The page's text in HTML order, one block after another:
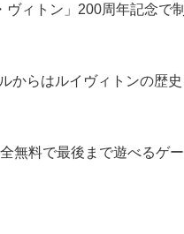
ヴィトン」200周年記念で制
からはルイヴィトンの歴史
無料で最後まで遊べるゲー